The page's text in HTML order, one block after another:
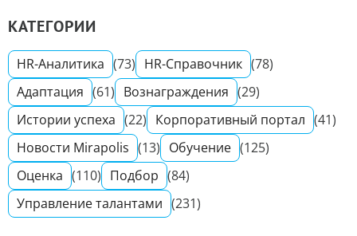
КАТЕГОРИИ
HR-Аналитика (73) HR-Справочник (78)
Адаптация (61) Вознаграждения (29)
Истории успеха (22) Корпоративный портал (41)
Новости Mirapolis (13) Обучение (125)
Оценка (110) Подбор (84)
Управление талантами (231)